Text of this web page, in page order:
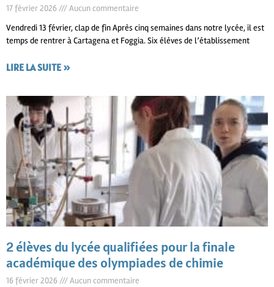
17 février 2026
Aucun commentaire
Vendredi 13 février, clap de fin Après cinq semaines dans notre lycée, il est
temps de rentrer à Cartagena et Foggia. Six élèves de l’établissement
LIRE LA SUITE »
2 élèves du lycée qualifiées pour la finale
académique des olympiades de chimie
16 février 2026
Aucun commentaire